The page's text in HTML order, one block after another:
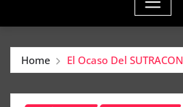
Home El Ocaso Del SUTRACON